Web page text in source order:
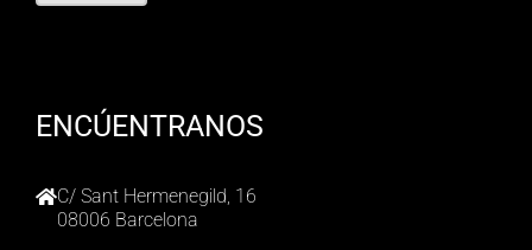
ENCÚENTRANOS
C/ Sant Hermenegild, 16
08006 Barcelona